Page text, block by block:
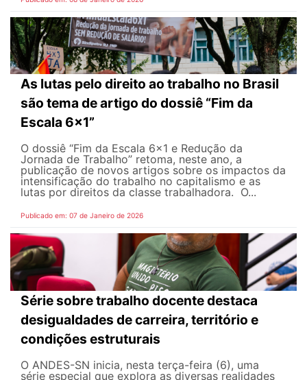
As lutas pelo direito ao trabalho no Brasil
são tema de artigo do dossiê “Fim da
Escala 6×1”
O dossiê “Fim da Escala 6×1 e Redução da
Jornada de Trabalho” retoma, neste ano, a
publicação de novos artigos sobre os impactos da
intensificação do trabalho no capitalismo e as
lutas por direitos da classe trabalhadora. O...
Publicado em: 07 de Janeiro de 2026
Série sobre trabalho docente destaca
desigualdades de carreira, território e
condições estruturais
O ANDES-SN inicia, nesta terça-feira (6), uma
série especial que explora as diversas realidades